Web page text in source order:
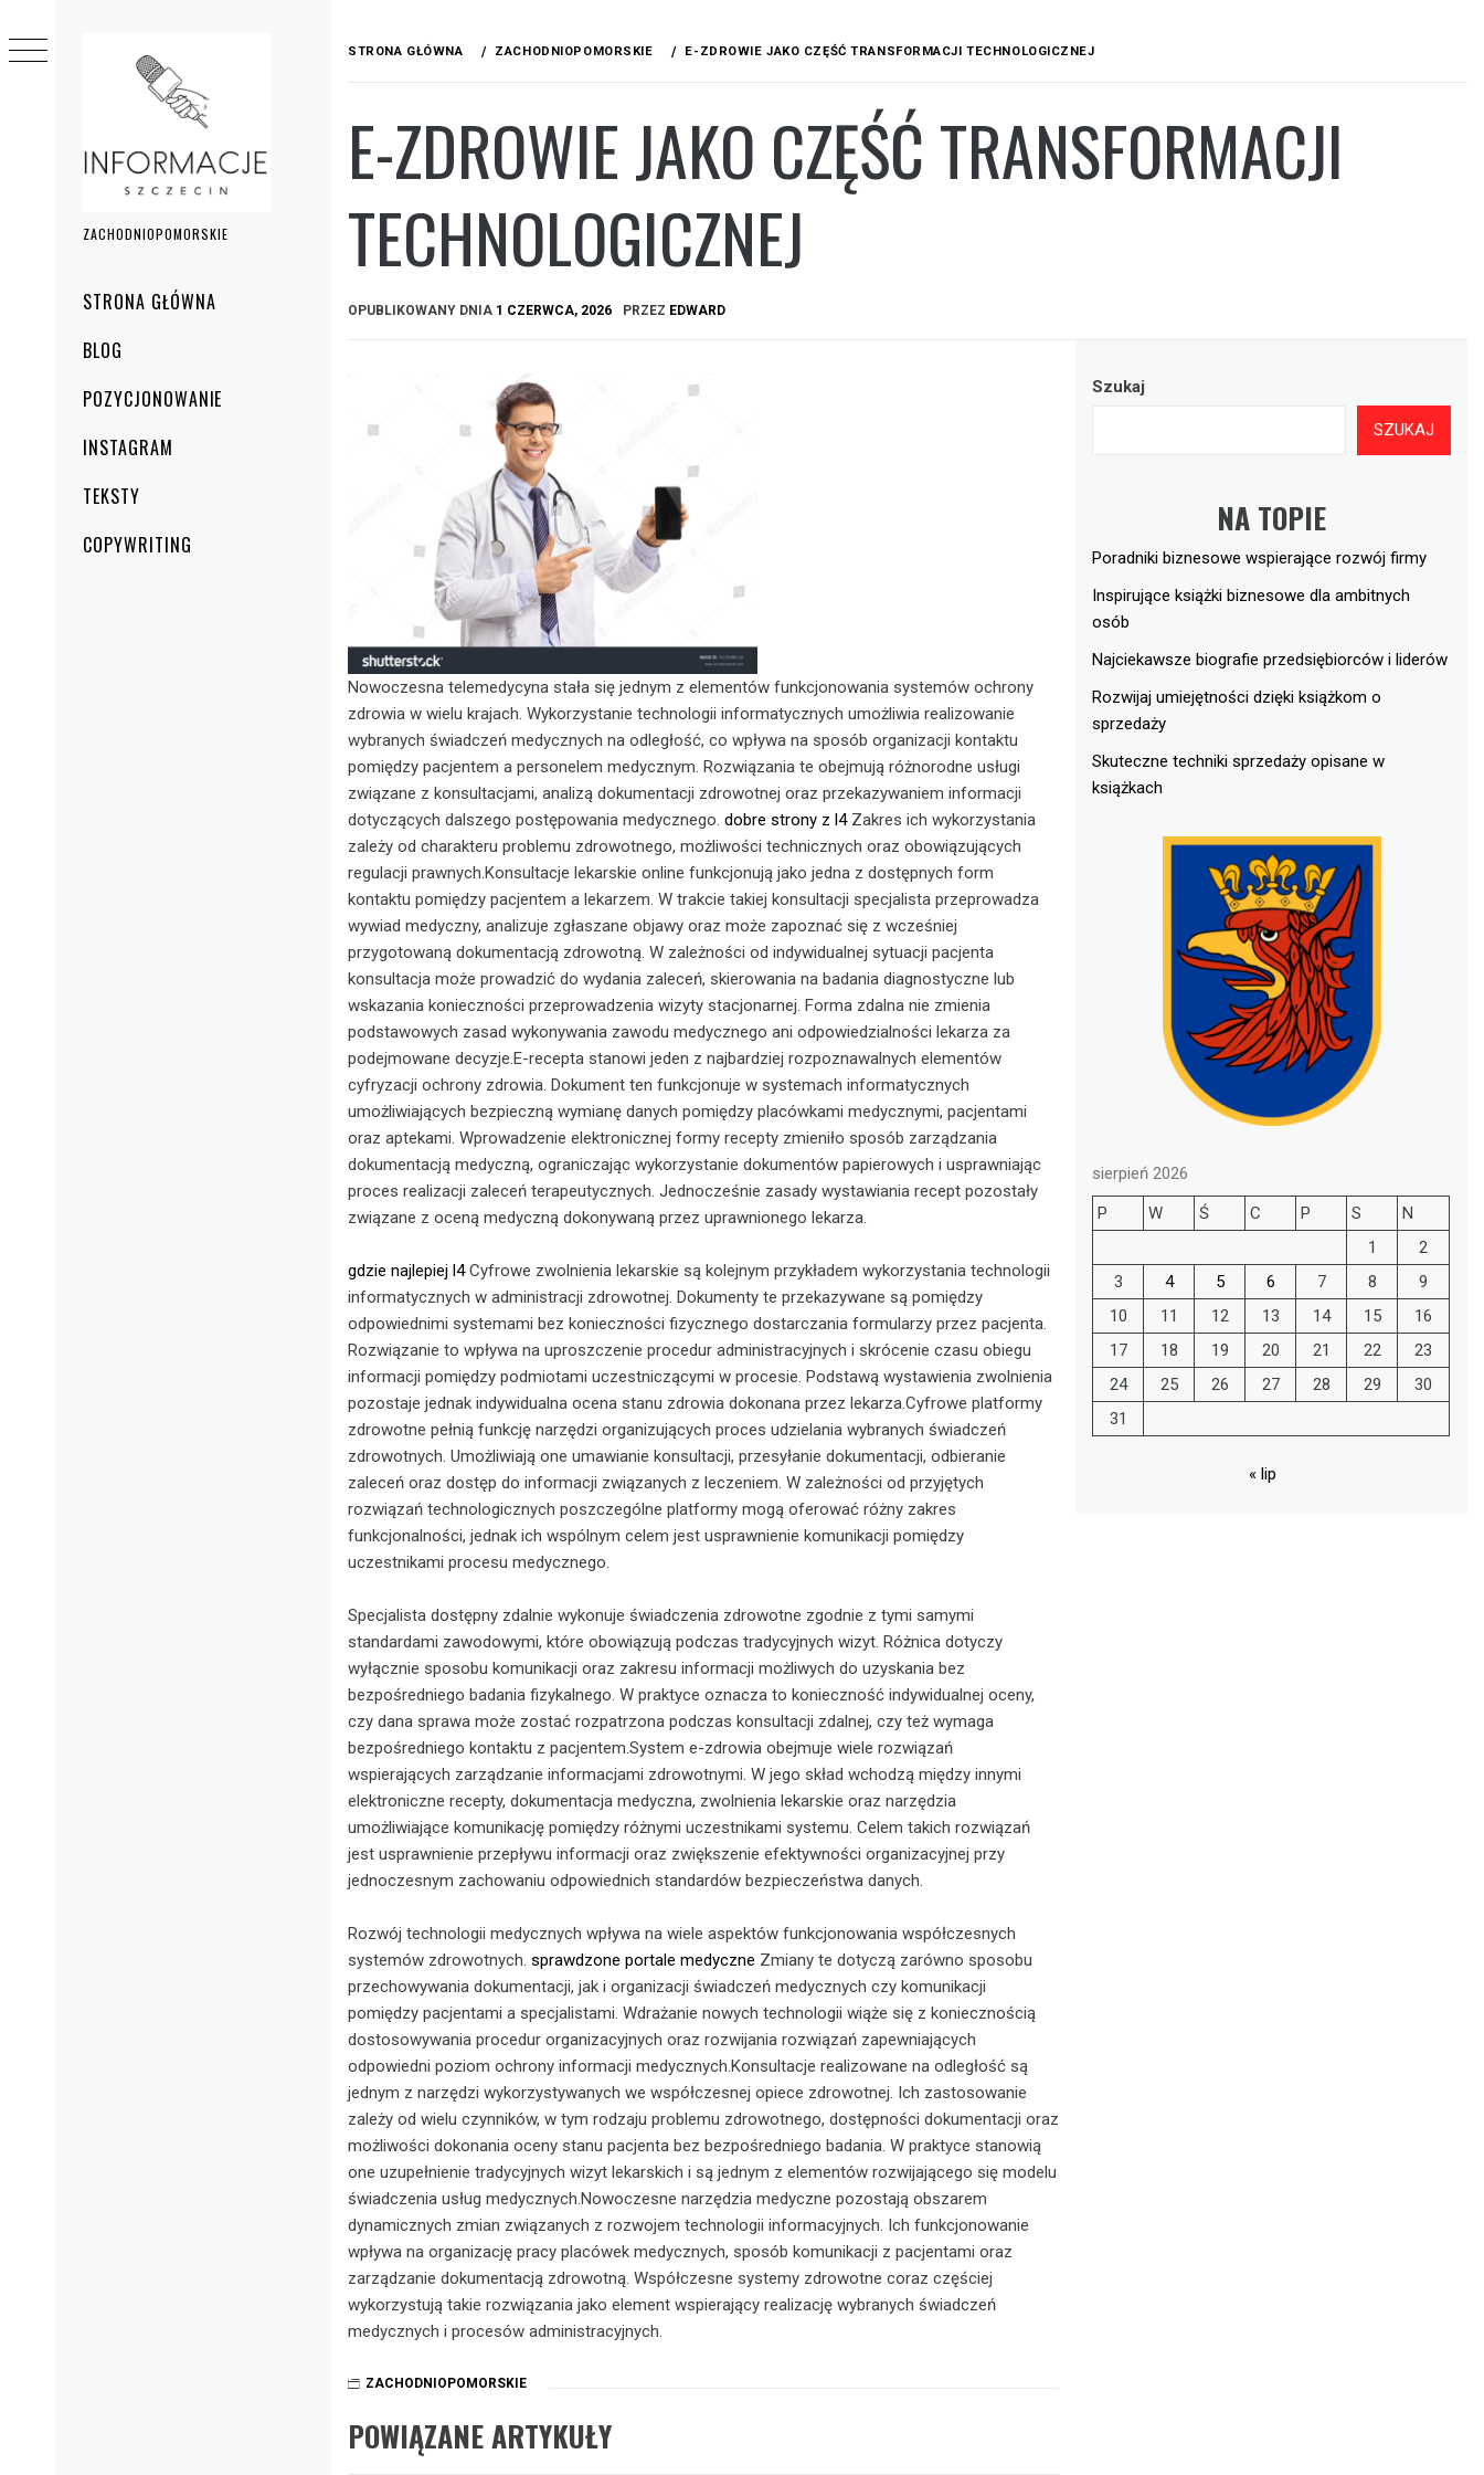
ZACHODNIOPOMORSKIE
główneSTRONA GŁÓWNA
BLOG
POZYCJONOWANIE
INSTAGRAM
TEKSTY
COPYWRITING
do
treści
STRONA GŁÓWNA ZACHODNIOPOMORSKIE E-ZDROWIE JAKO CZĘŚĆ TRANSFORMACJI TECHNOLOGICZNEJ
E-ZDROWIE JAKO CZĘŚĆ TRANSFORMACJI
TECHNOLOGICZNEJ
OPUBLIKOWANY DNIA 1 CZERWCA, 2026 PRZEZ EDWARD
Nowoczesna telemedycyna stała się jednym z elementów funkcjonowania systemów ochrony
zdrowia w wielu krajach. Wykorzystanie technologii informatycznych umożliwia realizowanie
wybranych świadczeń medycznych na odległość, co wpływa na sposób organizacji kontaktu
pomiędzy pacjentem a personelem medycznym. Rozwiązania te obejmują różnorodne usługi
związane z konsultacjami, analizą dokumentacji zdrowotnej oraz przekazywaniem informacji
dotyczących dalszego postępowania medycznego. dobre strony z l4Zakres ich wykorzystania
zależy od charakteru problemu zdrowotnego, możliwości technicznych oraz obowiązujących
regulacji prawnych.Konsultacje lekarskie online funkcjonują jako jedna z dostępnych form
kontaktu pomiędzy pacjentem a lekarzem. W trakcie takiej konsultacji specjalista przeprowadza
wywiad medyczny, analizuje zgłaszane objawy oraz może zapoznać się z wcześniej
przygotowaną dokumentacją zdrowotną. W zależności od indywidualnej sytuacji pacjenta
konsultacja może prowadzić do wydania zaleceń, skierowania na badania diagnostyczne lub
wskazania konieczności przeprowadzenia wizyty stacjonarnej. Forma zdalna nie zmienia
podstawowych zasad wykonywania zawodu medycznego ani odpowiedzialności lekarza za
podejmowane decyzje.E-recepta stanowi jeden z najbardziej rozpoznawalnych elementów
cyfryzacji ochrony zdrowia. Dokument ten funkcjonuje w systemach informatycznych
umożliwiających bezpieczną wymianę danych pomiędzy placówkami medycznymi, pacjentami
oraz aptekami. Wprowadzenie elektronicznej formy recepty zmieniło sposób zarządzania
dokumentacją medyczną, ograniczając wykorzystanie dokumentów papierowych i usprawniając
proces realizacji zaleceń terapeutycznych. Jednocześnie zasady wystawiania recept pozostały
związane z oceną medyczną dokonywaną przez uprawnionego lekarza.
gdzie najlepiej l4Cyfrowe zwolnienia lekarskie są kolejnym przykładem wykorzystania technologii
informatycznych w administracji zdrowotnej. Dokumenty te przekazywane są pomiędzy
odpowiednimi systemami bez konieczności fizycznego dostarczania formularzy przez pacjenta.
Rozwiązanie to wpływa na uproszczenie procedur administracyjnych i skrócenie czasu obiegu
informacji pomiędzy podmiotami uczestniczącymi w procesie. Podstawą wystawienia zwolnienia
pozostaje jednak indywidualna ocena stanu zdrowia dokonana przez lekarza.Cyfrowe platformy
zdrowotne pełnią funkcję narzędzi organizujących proces udzielania wybranych świadczeń
zdrowotnych. Umożliwiają one umawianie konsultacji, przesyłanie dokumentacji, odbieranie
zaleceń oraz dostęp do informacji związanych z leczeniem. W zależności od przyjętych
rozwiązań technologicznych poszczególne platformy mogą oferować różny zakres
funkcjonalności, jednak ich wspólnym celem jest usprawnienie komunikacji pomiędzy
uczestnikami procesu medycznego.
Specjalista dostępny zdalnie wykonuje świadczenia zdrowotne zgodnie z tymi samymi
standardami zawodowymi, które obowiązują podczas tradycyjnych wizyt. Różnica dotyczy
wyłącznie sposobu komunikacji oraz zakresu informacji możliwych do uzyskania bez
bezpośredniego badania fizykalnego. W praktyce oznacza to konieczność indywidualnej oceny,
czy dana sprawa może zostać rozpatrzona podczas konsultacji zdalnej, czy też wymaga
bezpośredniego kontaktu z pacjentem.System e-zdrowia obejmuje wiele rozwiązań
wspierających zarządzanie informacjami zdrowotnymi. W jego skład wchodzą między innymi
elektroniczne recepty, dokumentacja medyczna, zwolnienia lekarskie oraz narzędzia
umożliwiające komunikację pomiędzy różnymi uczestnikami systemu. Celem takich rozwiązań
jest usprawnienie przepływu informacji oraz zwiększenie efektywności organizacyjnej przy
jednoczesnym zachowaniu odpowiednich standardów bezpieczeństwa danych.
Rozwój technologii medycznych wpływa na wiele aspektów funkcjonowania współczesnych
systemów zdrowotnych. sprawdzone portale medyczne Zmiany te dotyczą zarówno sposobu
przechowywania dokumentacji, jak i organizacji świadczeń medycznych czy komunikacji
pomiędzy pacjentami a specjalistami. Wdrażanie nowych technologii wiąże się z koniecznością
dostosowywania procedur organizacyjnych oraz rozwijania rozwiązań zapewniających
odpowiedni poziom ochrony informacji medycznych.Konsultacje realizowane na odległość są
jednym z narzędzi wykorzystywanych we współczesnej opiece zdrowotnej. Ich zastosowanie
zależy od wielu czynników, w tym rodzaju problemu zdrowotnego, dostępności dokumentacji oraz
możliwości dokonania oceny stanu pacjenta bez bezpośredniego badania. W praktyce stanowią
one uzupełnienie tradycyjnych wizyt lekarskich i są jednym z elementów rozwijającego się modelu
świadczenia usług medycznych.Nowoczesne narzędzia medyczne pozostają obszarem
dynamicznych zmian związanych z rozwojem technologii informacyjnych. Ich funkcjonowanie
wpływa na organizację pracy placówek medycznych, sposób komunikacji z pacjentami oraz
zarządzanie dokumentacją zdrowotną. Współczesne systemy zdrowotne coraz częściej
wykorzystują takie rozwiązania jako element wspierający realizację wybranych świadczeń
medycznych i procesów administracyjnych.
ZACHODNIOPOMORSKIE
POWIĄZANE ARTYKUŁY
Szukaj
SZUKAJ
NA TOPIE
Poradniki biznesowe wspierające rozwój firmy
Inspirujące książki biznesowe dla ambitnych
osób
Najciekawsze biografie przedsiębiorców i liderów
Rozwijaj umiejętności dzięki książkom o
sprzedaży
Skuteczne techniki sprzedaży opisane w
książkach
sierpień 2026
P
W Ś C P S
N
1
2
3
4 5 6 7 8
9
10
11 12 13 14 15
16
17
18 19 20 21 22
23
24
25 26 27 28 29
30
31
« lip